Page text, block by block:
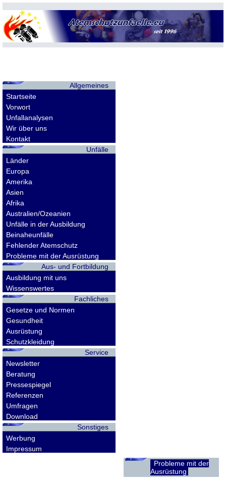
Allgemeines
Startseite
Vorwort
Unfallanalysen
Wir über uns
Kontakt
Unfälle
Länder
Europa
Amerika
Asien
Afrika
Australien/Ozeanien
Unfälle in der Ausbildung
Beinaheunfälle
Fehlender Atemschutz
Probleme mit der Ausrüstung
Aus- und Fortbildung
Ausbildung mit uns
Wissenswertes
Fachliches
Gesetze und Normen
Gesundheit
Ausrüstung
Schutzkleidung
Service
Newsletter
Beratung
Pressespiegel
Referenzen
Umfragen
Download
Sonstiges
Werbung
Impressum
Probleme mit der
Ausrüstung